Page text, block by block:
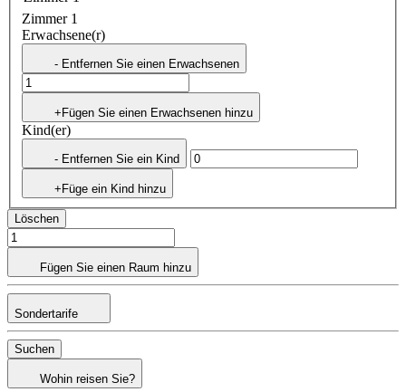
Zimmer 1
Erwachsene(r)
- Entfernen Sie einen Erwachsenen
+Fügen Sie einen Erwachsenen hinzu
Kind(er)
- Entfernen Sie ein Kind
+Füge ein Kind hinzu
Löschen
Fügen Sie einen Raum hinzu
Sondertarife
Suchen
Wohin reisen Sie?